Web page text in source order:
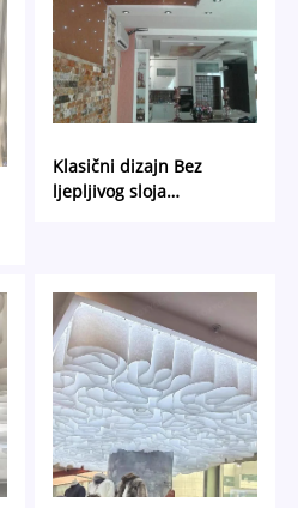
Klasični dizajn Bez
ljepljivog sloja